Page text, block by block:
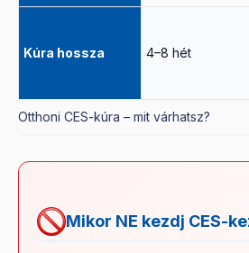
Otthoni CES-kúra – mit várhatsz?
Kúra hossza 4–8 hét
Mikor NE kezdj CES-